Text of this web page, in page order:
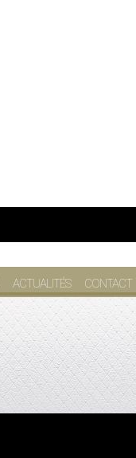
ACTUALITÉS CONTACT